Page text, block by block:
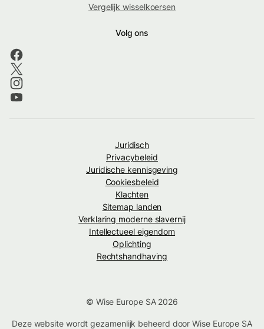
Vergelijk wisselkoersen
Volg ons
Juridisch
Privacybeleid
Juridische kennisgeving
Cookiesbeleid
Klachten
Sitemap landen
Verklaring moderne slavernij
Intellectueel eigendom
Oplichting
Rechtshandhaving
© Wise Europe SA 2026
Deze website wordt gezamenlijk beheerd door Wise Europe SA